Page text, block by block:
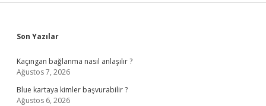
Sidebar
Son Yazılar
Kaçıngan bağlanma nasıl anlaşılır ?
Ağustos 7, 2026
Blue kartaya kimler başvurabilir ?
Ağustos 6, 2026